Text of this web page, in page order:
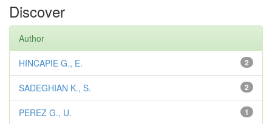
Discover
Author
2
HINCAPIE G., E.
2
SADEGHIAN K., S.
1
PEREZ G., U.